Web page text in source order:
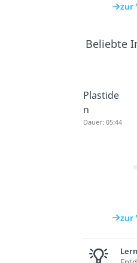
zur
Beliebte
Plastide
n
Dauer: 05:44
zur